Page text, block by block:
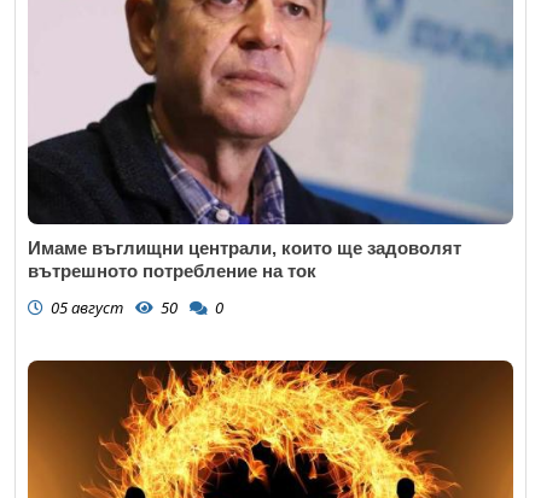
Имаме въглищни централи, които ще задоволят
вътрешното потребление на ток
05 август 50 0